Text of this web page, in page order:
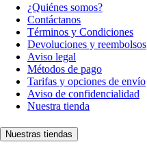
¿Quiénes somos?
Contáctanos
Términos y Condiciones
Devoluciones y reembolsos
Aviso legal
Métodos de pago
Tarifas y opciones de envío
Aviso de confidencialidad
Nuestra tienda
Nuestras tiendas